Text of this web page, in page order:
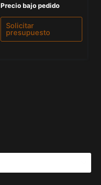
Valorado
con
0
de
Precio bajo pedido
Solicitar
presupuesto